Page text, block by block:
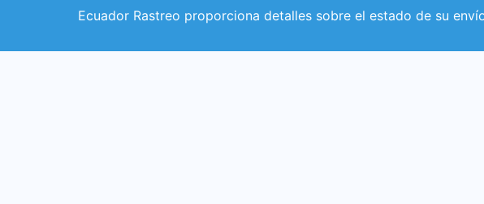
Ecuador Rastreo proporciona detalles sobre el estado de su